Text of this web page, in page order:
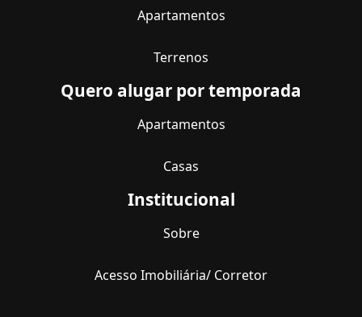
Apartamentos
Terrenos
Quero alugar por temporada
Apartamentos
Casas
Institucional
Sobre
Acesso Imobiliária/ Corretor